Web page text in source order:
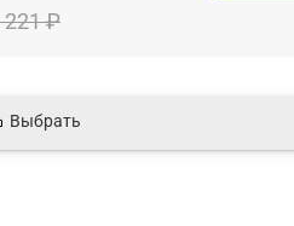
221 ₽
Выбрать